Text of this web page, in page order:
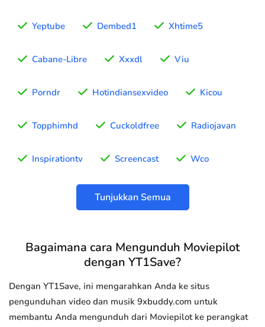
Yeptube Dembed1 Xhtime5
Cabane-Libre Xxxdl Viu
Porndr Hotindiansexvideo Kicou
Topphimhd Cuckoldfree Radiojavan
Inspirationtv Screencast Wco
Tunjukkan Semua
Bagaimana cara Mengunduh Moviepilot
dengan YT1Save?
Dengan YT1Save, ini mengarahkan Anda ke situs
pengunduhan video dan musik 9xbuddy.com untuk
membantu Anda mengunduh dari Moviepilot ke perangkat